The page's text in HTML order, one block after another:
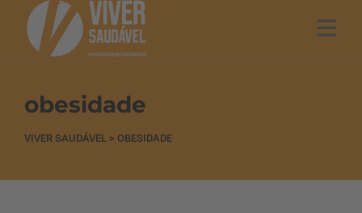
obesidade
VIVER SAUDÁVEL > OBESIDADE